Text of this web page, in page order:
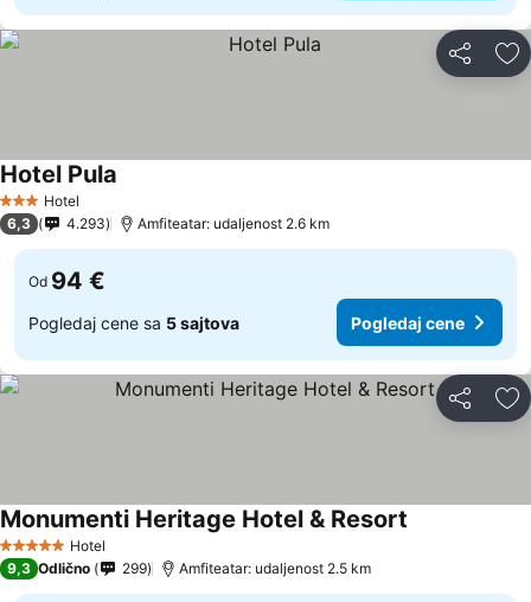
Deli
3 Zvezdice
Hotel
Hotel Pula
6,3 4.293 Amfiteatar: udaljenost 2.6 km
Od 94 €
Pogledaj cene sa 5 sajtova Pogledaj cene
Deli
5 ZvezdiceHotel
Monumenti Heritage Hotel & Resort
9,3 Odlično 299 Amfiteatar: udaljenost 2.5 km